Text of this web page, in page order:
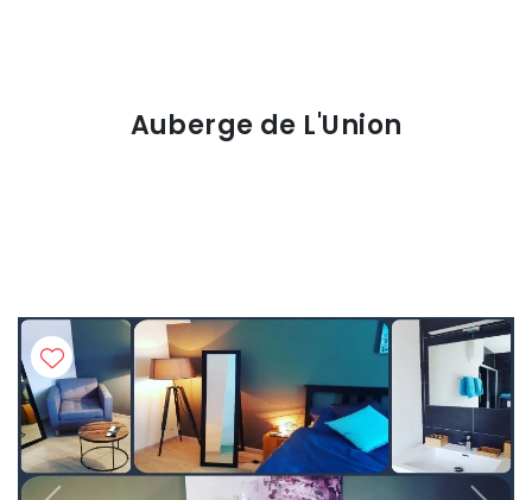
Auberge de L'Union